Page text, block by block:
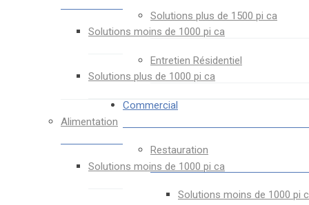
Solutions moins de 1000 pi ca
Solutions plus de 1000 pi ca
Alimentation
Solutions moins de 1000 pi ca
Solutions plus de 1500 pi ca
Entretien Résidentiel
Commercial
Restauration
Solutions moins de 1000 pi